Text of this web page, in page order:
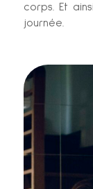
corps. Et
journée.